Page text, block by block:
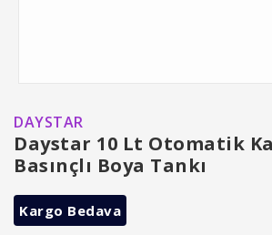
DAYSTAR
Daystar 10 Lt Otomatik
Basınçlı Boya Tankı
Kargo Bedava